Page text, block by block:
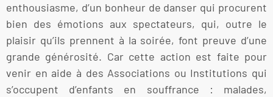
enthousiasme, d’un bonheur de danser qui procurent
bien des émotions aux spectateurs, qui, outre le
plaisir qu’ils prennent à la soirée, font preuve d’une
grande générosité. Car cette action est faite pour
venir en aide à des Associations ou Institutions qui
s’occupent d’enfants en souffrance : malades,